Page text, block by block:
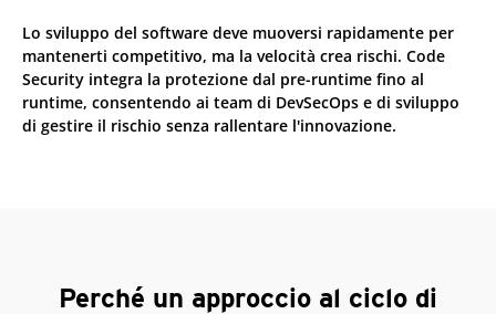
Lo sviluppo del software deve muoversi rapidamente per
mantenerti competitivo, ma la velocità crea rischi. Code
Security integra la protezione dal pre-runtime fino al
runtime, consentendo ai team di DevSecOps e di sviluppo
di gestire il rischio senza rallentare l'innovazione.
Perché un approccio al ciclo di